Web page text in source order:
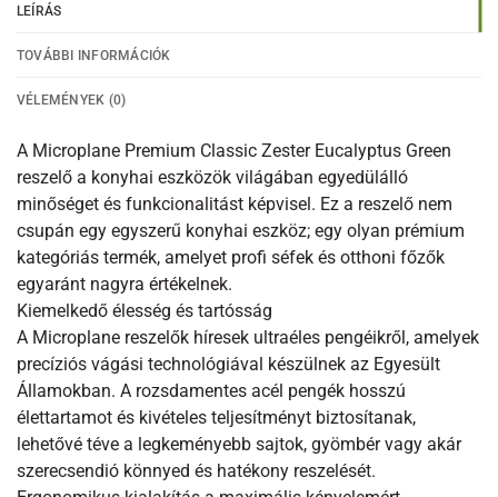
LEÍRÁS
TOVÁBBI INFORMÁCIÓK
VÉLEMÉNYEK (0)
A Microplane Premium Classic Zester Eucalyptus Green
reszelő a konyhai eszközök világában egyedülálló
minőséget és funkcionalitást képvisel. Ez a reszelő nem
csupán egy egyszerű konyhai eszköz; egy olyan prémium
kategóriás termék, amelyet profi séfek és otthoni főzők
egyaránt nagyra értékelnek.​
Kiemelkedő élesség és tartósság
A Microplane reszelők híresek ultraéles pengéikről, amelyek
precíziós vágási technológiával készülnek az Egyesült
Államokban. A rozsdamentes acél pengék hosszú
élettartamot és kivételes teljesítményt biztosítanak,
lehetővé téve a legkeményebb sajtok, gyömbér vagy akár
szerecsendió könnyed és hatékony reszelését.